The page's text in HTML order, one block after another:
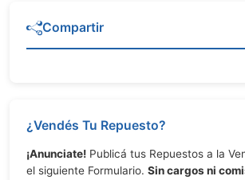
Compartir
¿Vendés Tu Repuesto?
¡Anunciate! Publicá tus Repuestos a la
el siguiente Formulario. Sin cargos ni